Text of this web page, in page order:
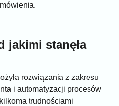
jakimi stanęła
rozwiązania z zakresu
a i automatyzacji procesów
trudnościami